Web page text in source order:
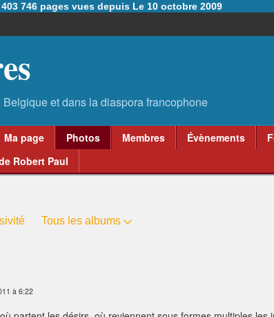
746 pages vues depuis Le 10 octobre 2009
Ma page Photos Membres Évènements
Robert Paul
Tous les albums
à 6:22